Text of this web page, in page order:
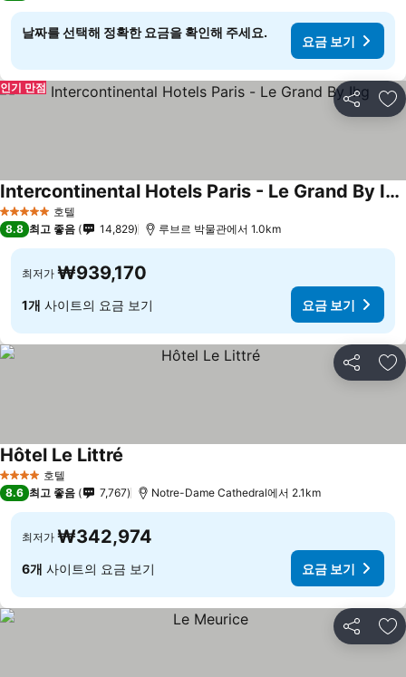
날짜를 선택해 정확한 요금을 확인해 주세요.
요금 보기
공유 즐
인기 만점
5 성급 호텔
Intercontinental Hotels Paris - Le Grand By Ihg
8.8 최고 좋음 14,829 루브르 박물관에서 1.0km
최저가 ₩939,170
1개 사이트의 요금 보기 요금 보기
공유 즐
4 성급 호텔
Hôtel Le Littré
8.6 최고 좋음 7,767 Notre-Dame Cathedral에서 2.1km
최저가 ₩342,974
6개 사이트의 요금 보기 요금 보기
공유 즐